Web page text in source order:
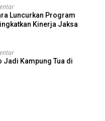
Luncurkan Program
Kinerja Jaksa
Jadi Kampung Tua di